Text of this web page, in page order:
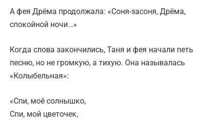
А фея Дрёма продолжала: «Соня-засоня, Дрёма,
спокойной ночи…»
Когда слова закончились, Таня и фея начали петь
песню, но не громкую, а тихую. Она называлась
«Колыбельная»:
«Спи, моё солнышко,
Спи, мой цветочек,